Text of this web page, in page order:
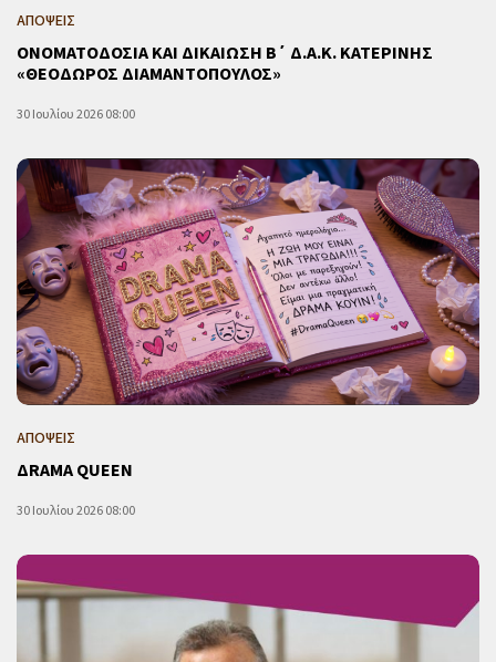
ΑΠΟΨΕΙΣ
ΟΝΟΜΑΤΟΔΟΣΙΑ ΚΑΙ ΔΙΚΑΙΩΣΗ Β΄ Δ.Α.Κ. ΚΑΤΕΡΙΝΗΣ
«ΘΕΟΔΩΡΟΣ ΔΙΑΜΑΝΤΟΠΟΥΛΟΣ»
30 Ιουλίου 2026 08:00
ΑΠΟΨΕΙΣ
ΔRAMA QUEEN
30 Ιουλίου 2026 08:00